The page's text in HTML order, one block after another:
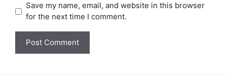
Save my name, email, and website in this browser
for the next time I comment.